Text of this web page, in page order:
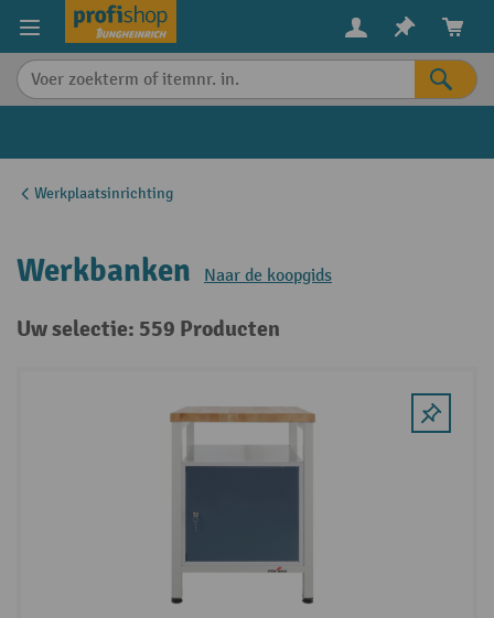
content
Werkplaatsinrichting
Werkbanken Naar de koopgids
Uw selectie: 559 Producten